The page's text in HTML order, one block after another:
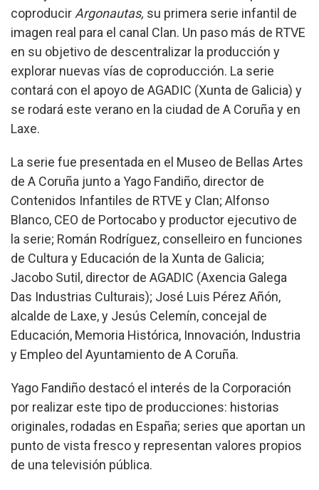
coproducir Argonautas, su primera serie infantil de
imagen real para el canal Clan. Un paso más de RTVE
en su objetivo de descentralizar la producción y
explorar nuevas vías de coproducción. La serie
contará con el apoyo de AGADIC (Xunta de Galicia) y
se rodará este verano en la ciudad de A Coruña y en
Laxe.
La serie fue presentada en el Museo de Bellas Artes
de A Coruña junto a Yago Fandiño, director de
Contenidos Infantiles de RTVE y Clan; Alfonso
Blanco, CEO de Portocabo y productor ejecutivo de
la serie; Román Rodríguez, conselleiro en funciones
de Cultura y Educación de la Xunta de Galicia;
Jacobo Sutil, director de AGADIC (Axencia Galega
Das Industrias Culturais); José Luis Pérez Añón,
alcalde de Laxe, y Jesús Celemín, concejal de
Educación, Memoria Histórica, Innovación, Industria
y Empleo del Ayuntamiento de A Coruña.
Yago Fandiño destacó el interés de la Corporación
por realizar este tipo de producciones: historias
originales, rodadas en España; series que aportan un
punto de vista fresco y representan valores propios
de una televisión pública.